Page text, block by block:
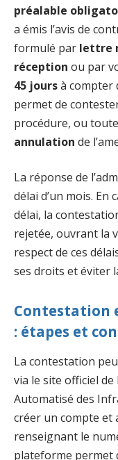
préalable
a émis l’avis de
formulé par lettre
réception ou par
45 joursà compter
permet de
procédure, ou
annulation de
La réponse de
délai d’un mois. En
délai, la
rejetée, ouvrant la
respect de ces
ses droits et éviter
Contestation
: étapes et
La contestation
via le site officiel
Automatisé des
créer un compte et
renseignant le
plateforme permet